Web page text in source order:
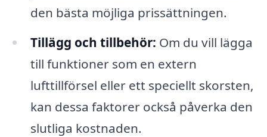
den bästa möjliga prissättningen.
Tillägg och tillbehör: Om du vill lägga
till funktioner som en extern
lufttillförsel eller ett speciellt skorsten,
kan dessa faktorer också påverka den
slutliga kostnaden.